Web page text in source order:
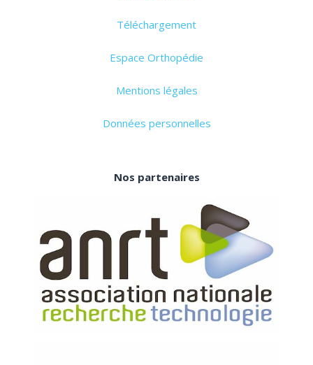
Téléchargement
Espace Orthopédie
Mentions légales
Données personnelles
Nos partenaires